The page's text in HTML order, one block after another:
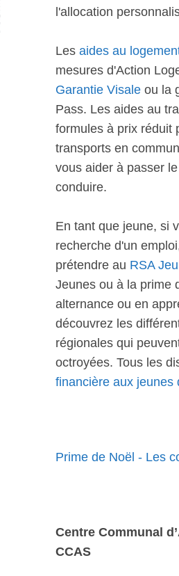
l'allocation
Les aides au
mesures d'Action
Garantie Visale ou la
Pass. Les aides au
formules à prix réduit
transports en
vous aider à passer
conduire.
En tant que jeune, si
recherche d'un
prétendre au RSA
Jeunes ou à la prime
alternance ou en
découvrez les
régionales qui
octroyées. Tous les
financière aux jeunes
Prime de Noël - Les
Centre Communal
CCAS